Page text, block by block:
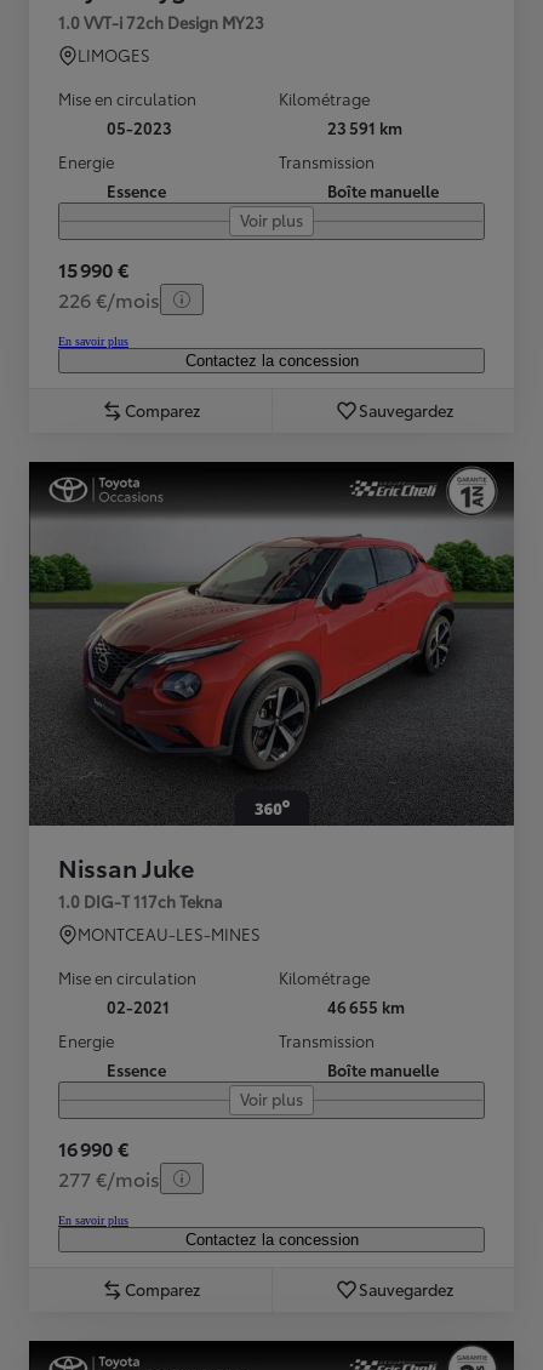
1.0 VVT-i 72ch Design MY23
LIMOGES
Mise en circulation
05-2023
Kilométrage
23 591 km
Energie
Essence
Transmission
Boîte manuelle
Voir plus
15 990 €
226 €/mois
En savoir plus
Contactez la concession
Comparez Sauvegardez
Nissan Juke
1.0 DIG-T 117ch Tekna
MONTCEAU-LES-MINES
Mise en circulation
02-2021
Kilométrage
46 655 km
Energie
Essence
Transmission
Boîte manuelle
Voir plus
16 990 €
277 €/mois
En savoir plus
Contactez la concession
Comparez Sauvegardez